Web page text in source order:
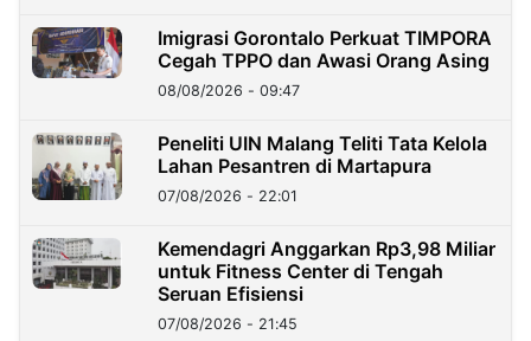
Imigrasi Gorontalo Perkuat TIMPORA
Cegah TPPO dan Awasi Orang Asing
08/08/2026 - 09:47
Peneliti UIN Malang Teliti Tata Kelola
Lahan Pesantren di Martapura
07/08/2026 - 22:01
Kemendagri Anggarkan Rp3,98 Miliar
untuk Fitness Center di Tengah
Seruan Efisiensi
07/08/2026 - 21:45